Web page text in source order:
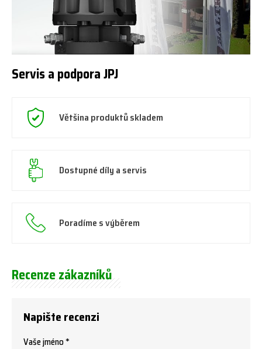
Servis a podpora JPJ
Většina produktů skladem
Dostupné díly a servis
Poradíme s výběrem
Recenze zákazníků
Napište recenzi
Vaše jméno *